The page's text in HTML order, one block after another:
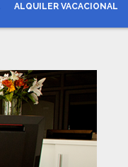
ALQUILER VACACIONAL